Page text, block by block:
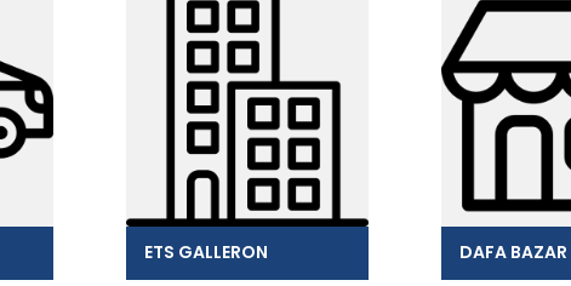
ETS GALLERON DAFA BAZAR